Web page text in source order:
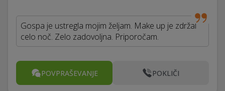
Gospa je ustregla mojim željam. Make up je zdržal
celo noč. Zelo zadovoljna. Priporočam.
POVPRAŠEVANJE POKLIČI